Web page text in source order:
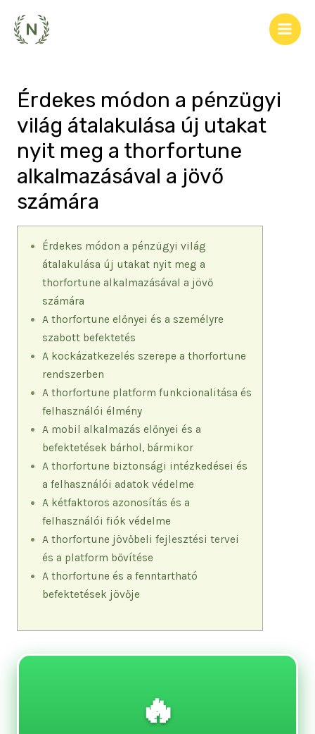
content
Main
Érdekes módon a pénzügyi
világ átalakulása új utakat
nyit meg a thorfortune
alkalmazásával a jövő
számára
Érdekes módon a pénzügyi világ
átalakulása új utakat nyit meg a
thorfortune alkalmazásával a jövő
számára
A thorfortune előnyei és a személyre
szabott befektetés
A kockázatkezelés szerepe a thorfortune
rendszerben
A thorfortune platform funkcionalitása és
felhasználói élmény
A mobil alkalmazás előnyei és a
befektetések bárhol, bármikor
A thorfortune biztonsági intézkedései és
a felhasználói adatok védelme
A kétfaktoros azonosítás és a
felhasználói fiók védelme
A thorfortune jövőbeli fejlesztési tervei
és a platform bővítése
A thorfortune és a fenntartható
befektetések jövője
🔥